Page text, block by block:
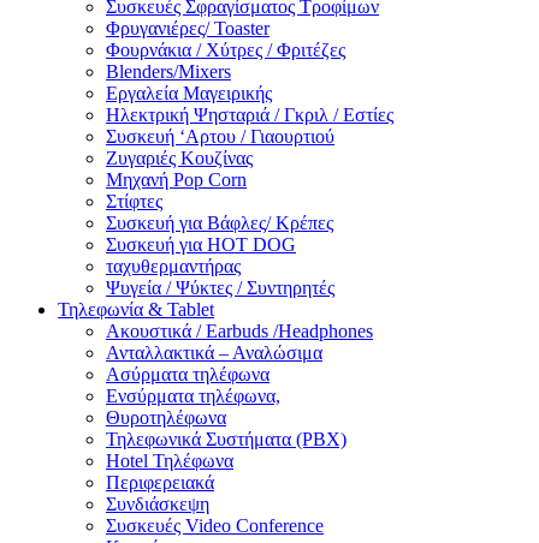
Συσκευές Σφραγίσματος Τροφίμων
Φρυγανιέρες/ Toaster
Φουρνάκια / Χύτρες / Φριτέζες
Blenders/Mixers
Εργαλεία Μαγειρικής
Ηλεκτρική Ψησταριά / Γκριλ / Eστίες
Συσκευή ‘Αρτου / Γιαουρτιού
Ζυγαριές Κουζίνας
Μηχανή Pop Corn
Στίφτες
Συσκευή για Βάφλες/ Κρέπες
Συσκευή για HOT DOG
ταχυθερμαντήρας
Ψυγεία / Ψύκτες / Συντηρητές
Τηλεφωνία & Tablet
Ακουστικά / Earbuds /Headphones
Ανταλλακτικά – Αναλώσιμα
Ασύρματα τηλέφωνα
Ενσύρματα τηλέφωνα,
Θυροτηλέφωνα
Τηλεφωνικά Συστήματα (PBX)
Hotel Τηλέφωνα
Περιφερειακά
Συνδιάσκεψη
Συσκευές Video Conference